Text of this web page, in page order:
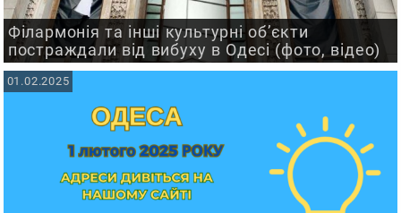
Філармонія та інші культурні об’єкти
постраждали від вибуху в Одесі (фото, відео)
01.02.2025